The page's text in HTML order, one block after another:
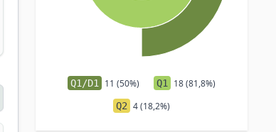
Q1/D1 11 (50%) Q1 18 (81,8%)
Q2 4 (18,2%)